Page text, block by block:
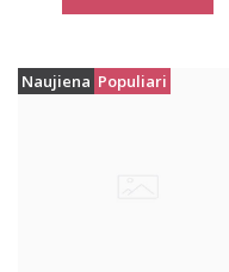
Naujiena Populiari